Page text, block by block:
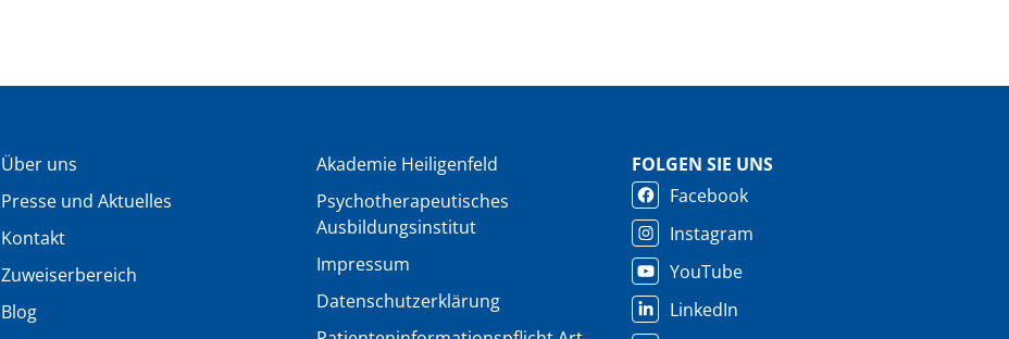
Über uns
Presse und Aktuelles
Kontakt
Zuweiserbereich
Blog
Akademie Heiligenfeld
Psychotherapeutisches
Ausbildungsinstitut
Impressum
Datenschutzerklärung
FOLGEN SIE UNS
Facebook
Instagram
YouTube
LinkedIn